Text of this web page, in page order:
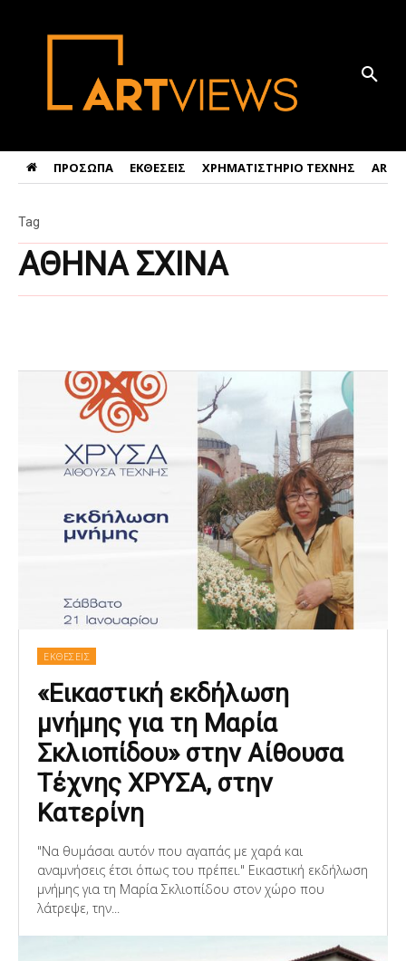
ΠΡΟΣΩΠΑ ΕΚΘΕΣΕΙΣ ΧΡΗΜΑΤΙΣΤΗΡΙΟ ΤΕΧΝΗΣ ART
ΑΘΗΝΑ ΣΧΙΝΑ
Tag
ΕΚΘΕΣΕΙΣ
«Εικαστική εκδήλωση
μνήμης για τη Μαρία
Σκλιοπίδου» στην Αίθουσα
Τέχνης ΧΡΥΣΑ, στην
Κατερίνη
"Να θυμάσαι αυτόν που αγαπάς με χαρά και
αναμνήσεις έτσι όπως του πρέπει." Εικαστική εκδήλωση
μνήμης για τη Μαρία Σκλιοπίδου στον χώρο που
λάτρεψε, την...